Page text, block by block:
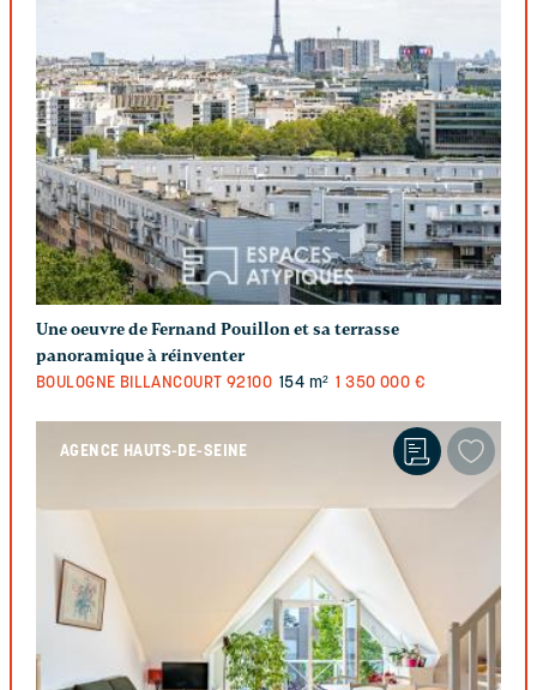
Une oeuvre de Fernand Pouillon et sa terrasse
panoramique à réinventer
BOULOGNE BILLANCOURT 92100 154 m² 1 350 000 €
AGENCE HAUTS-DE-SEINE